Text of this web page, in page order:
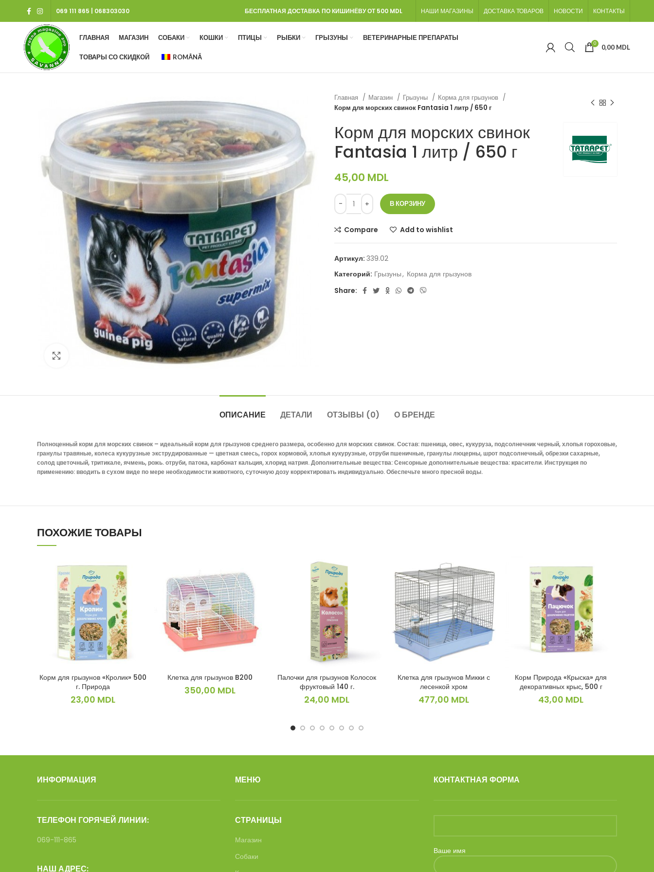
069 111 865 068303030 БЕСПЛАТНАЯ ДОСТАВКА ПО КИШИНЁВУ ОТ 500 MDL НАШИ МАГАЗИНЫ ДОСТАВКА ТОВАРОВ НОВОСТИ КОНТАКТЫ
ГЛАВНАЯ МАГАЗИН СОБАКИ КОШКИ ПТИЦЫ РЫБКИ ГРЫЗУНЫ ВЕТЕРИНАРНЫЕ ПРЕПАРАТЫ
ТОВАРЫ СО СКИДКОЙ ROMÂNĂ
0 0,00 MDL
Нажмите, чтобы увеличить
Главная Магазин Грызуны
Корма для грызунов
Корм для морских свинок Fantasia 1 литр / 650 г
Корм для морских свинок
Fantasia 1 литр / 650 г
45,00 MDL
В КОРЗИНУ
Compare Add to wishlist
Артикул: 339.02
Категорий: Грызуны, Корма для грызунов
Share:
ОПИСАНИЕ ДЕТАЛИ ОТЗЫВЫ (0) О БРЕНДЕ
Полноценный корм для морских свинок – идеальный корм для грызунов среднего размера, особенно для морских свинок. Состав: пшеница, овес, кукуруза, подсолнечник черный, хлопья гороховые,
гранулы травяные, колеса кукурузные экструдированные — цветная смесь, горох кормовой, хлопья кукурузные, отруби пшеничные, гранулы люцерны, шрот подсолнечный, обрезки сахарные,
солод цветочный, тритикале, ячмень, рожь. отруби, патока, карбонат кальция, хлорид натрия. Дополнительные вещества: Сенсорные дополнительные вещества: красители. Инструкция по
применению: вводить в сухом виде по мере необходимости животного, суточную дозу корректировать индивидуально. Обеспечьте много пресной воды.
ПОХОЖИЕ ТОВАРЫ
В КОРЗИНУ
Корм для грызунов «Кролик» 500
г. Природа
23,00 MDL
В КОРЗИНУ
Клетка для грызунов B200
350,00 MDL
В КОРЗИНУ
Палочки для грызунов Колосок
фруктовый 140 г.
24,00 MDL
В КОРЗИНУ
Клетка для грызунов Микки с
лесенкой хром
477,00 MDL
В КОРЗИНУ
Корм Природа «Крыска» для
декоративных крыс, 500 г
43,00 MDL
ИНФОРМАЦИЯ
ТЕЛЕФОН ГОРЯЧЕЙ ЛИНИИ:
069-111-865
НАШ АДРЕС:
МЕНЮ
СТРАНИЦЫ
Магазин
Собаки
КОНТАКТНАЯ ФОРМА
Ваше имя